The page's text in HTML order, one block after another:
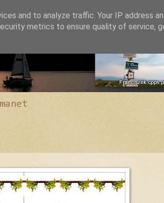
and to analyze traffic. Your IP address
metrics to ensure quality of service,